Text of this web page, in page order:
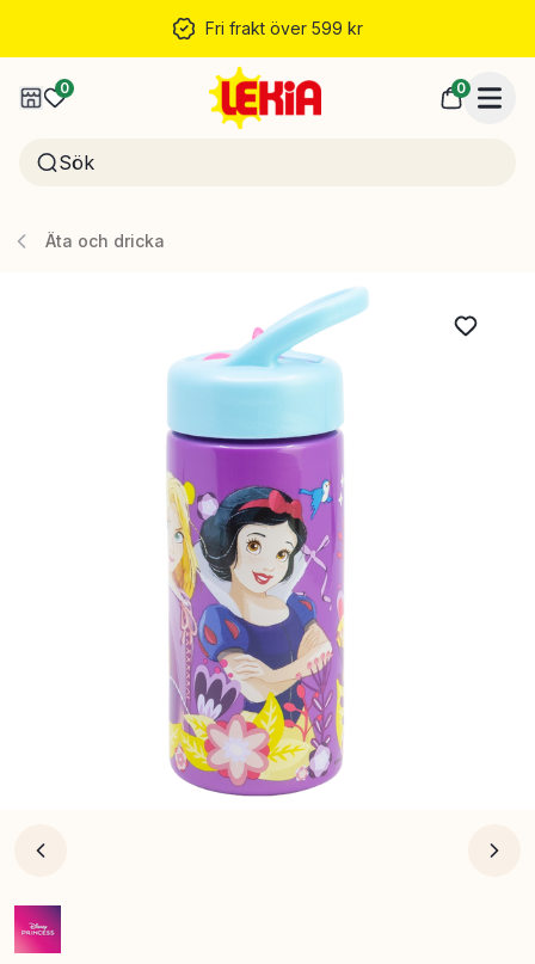
Fri frakt över 599 kr
0 0
Äta och dricka